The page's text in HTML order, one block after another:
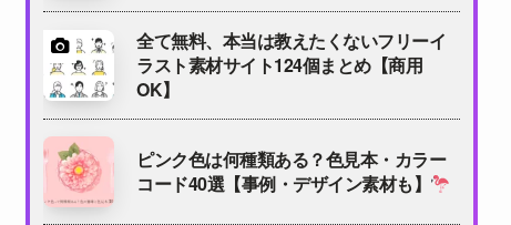
全て無料、本当は教えたくないフリーイ
ラスト素材サイト124個まとめ【商用
OK】
ピンク色は何種類ある？色見本・カラー
コード40選【事例・デザイン素材も】